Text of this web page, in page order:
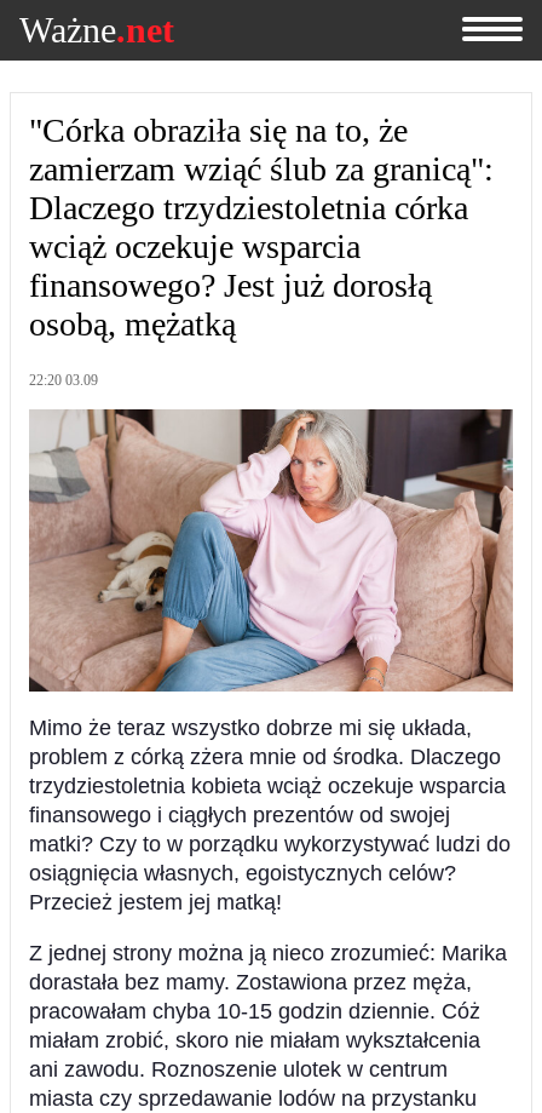
Ważne.net
"Córka obraziła się na to, że
zamierzam wziąć ślub za granicą":
Dlaczego trzydziestoletnia córka
wciąż oczekuje wsparcia
finansowego? Jest już dorosłą
osobą, mężatką
22:20 03.09
Mimo że teraz wszystko dobrze mi się układa,
problem z córką zżera mnie od środka. Dlaczego
trzydziestoletnia kobieta wciąż oczekuje wsparcia
finansowego i ciągłych prezentów od swojej
matki? Czy to w porządku wykorzystywać ludzi do
osiągnięcia własnych, egoistycznych celów?
Przecież jestem jej matką!
Z jednej strony można ją nieco zrozumieć: Marika
dorastała bez mamy. Zostawiona przez męża,
pracowałam chyba 10-15 godzin dziennie. Cóż
miałam zrobić, skoro nie miałam wykształcenia
ani zawodu. Roznoszenie ulotek w centrum
miasta czy sprzedawanie lodów na przystanku